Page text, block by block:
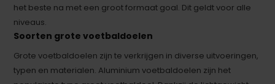
het beste na met een groot formaat goal. Dit geldt voor alle
niveaus.
Soorten grote voetbaldoelen
Grote voetbaldoelen zijn te verkrijgen in diverse uitvoeringen,
typen en materialen. Aluminium voetbaldoelen zijn het